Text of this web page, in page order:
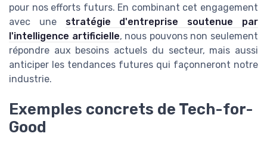
pour nos efforts futurs. En combinant cet engagement
avec une stratégie d'entreprise soutenue par
l'intelligence artificielle, nous pouvons non seulement
répondre aux besoins actuels du secteur, mais aussi
anticiper les tendances futures qui façonneront notre
industrie.
Exemples concrets de Tech-for-
Good